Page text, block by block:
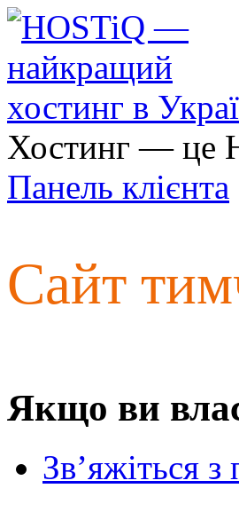
Хостинг — це
Панель клієнта
Сайт
Якщо ви
Зв’яжіться